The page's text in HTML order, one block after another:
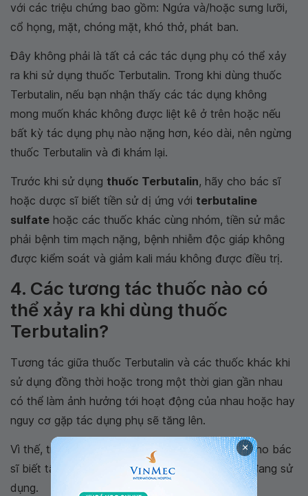
với các triệu chứng bao gồm: Ngứa và/hoặc sưng lưỡi,
cổ họng, mặt, chóng mặt, khó thở, phát ban.
Đây không phải là tất cả các tác dụng phụ có thể xảy
ra khi sử dụng thuốc Terbutalin. Trong khi dùng thuốc
Terbutalin, nếu bạn nhận thấy các tác dụng không
mong muốn khác không được liệt kê ở trên hoặc nếu
bất kỳ tác dụng phụ nào nặng hơn, kéo dài, nên ngừng
thuốc Terbutalin và đi khám lại.
Trước khi sử dụng thuốc Terbutalin, hãy cho bác sĩ
hoặc dược sĩ biết tiền sử dị ứng với terbutaline
sulfate hoặc các thuốc khác cùng nhóm, tiền sử mắc
phải bệnh tim mạch nặng, bệnh nhiễm độc giáp không
được kiểm soát và giảm kali máu không được điều trị.
4. Các tương tác thuốc nào có
thể xảy ra khi dùng thuốc
Terbutalin?
Tương tác giữa thuốc Terbutalin và các thuốc khác khi
sử dụng đồng thời hoặc trong một thời gian gần nhau
có thể làm ảnh hưởng tới hoạt động của nhau hoặc hay
nguy cơ gặp tác dụng phụ sẽ tăng lên.
Vì thế, trước khi sử dụng thuốc Terbutalin, hãy cho bác
sĩ biết tất cả các thuốc và sản phẩm khác bạn đang sử
dụng.
×